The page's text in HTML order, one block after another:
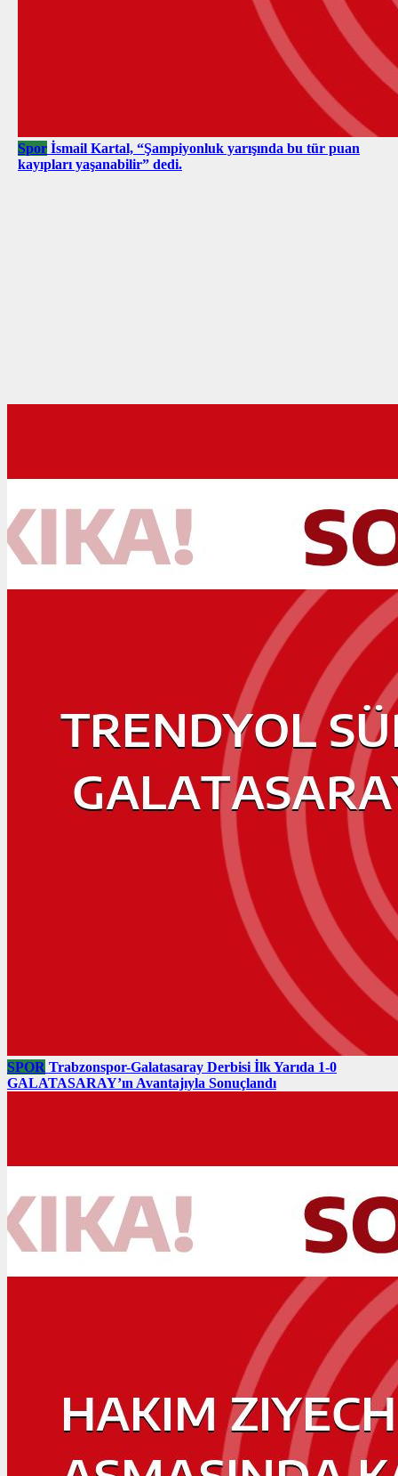
Spor İsmail Kartal, “Şampiyonluk yarışında bu tür puan
kayıpları yaşanabilir” dedi.
SPOR Trabzonspor-Galatasaray Derbisi İlk Yarıda 1-0
GALATASARAY’ın Avantajıyla Sonuçlandı